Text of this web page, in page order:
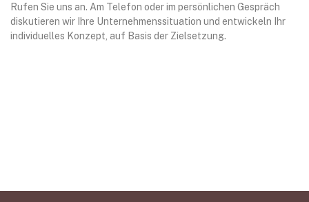
Rufen Sie uns an. Am Telefon oder im persönlichen Gespräch
diskutieren wir Ihre Unternehmenssituation und entwickeln Ihr
individuelles Konzept, auf Basis der Zielsetzung.